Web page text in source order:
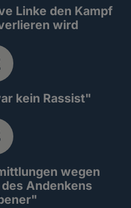
Linke den Kampf
wird
kein Rassist"
wegen
Andenkens